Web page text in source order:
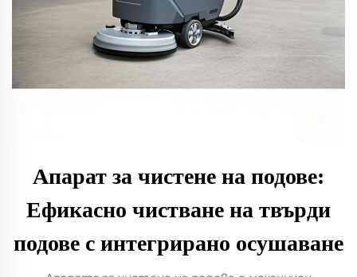
Апарат за чистене на подове:
Ефикасно чистване на твърди
подове с интегрирано осушаване